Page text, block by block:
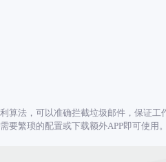
算法，可以准确拦截垃圾邮件，保证工
繁琐的配置或下载额外APP即可使用。